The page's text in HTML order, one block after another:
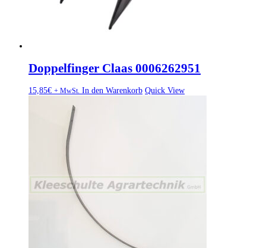
Doppelfinger Claas 0006262951
15,85€ + MwSt. In den Warenkorb Quick View